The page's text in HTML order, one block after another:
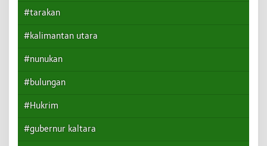
#tarakan
#kalimantan utara
#nunukan
#bulungan
#Hukrim
#gubernur kaltara